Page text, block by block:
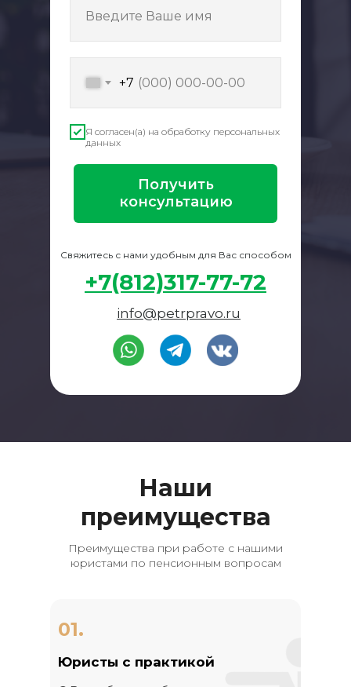
Свяжитесь с нами удобным для Вас способом
+7(812)317-77-72
info@petrpravo.ru
Введите Ваше имя
+7
Я согласен(а) на обработку персональных
данных
Получить
консультацию
Наши
преимущества
Преимущества при работе с нашими
юристами по пенсионным вопросам
Юристы с практикой
01.